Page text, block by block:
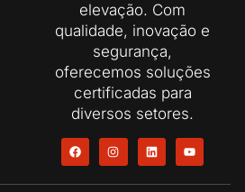
elevação. Com
qualidade, inovação e
segurança,
oferecemos soluções
certificadas para
diversos setores.